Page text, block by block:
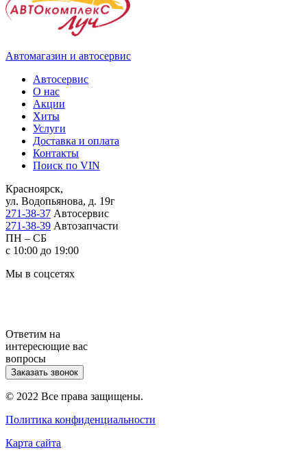
Автомагазин и автосервис
Автосервис
О нас
Акции
Хиты
Услуги
Доставка и оплата
Контакты
Поиск по VIN
Красноярск,
ул. Водопьянова, д. 19г
271-38-37 Автосервис
271-38-39 Автозапчасти
ПН – СБ
с 10:00 до 19:00
Мы в соцсетях
Ответим на
интересющие вас
вопросы
Заказать звонок
© 2022 Все права защищены.
Политика конфиденциальности
Карта сайта